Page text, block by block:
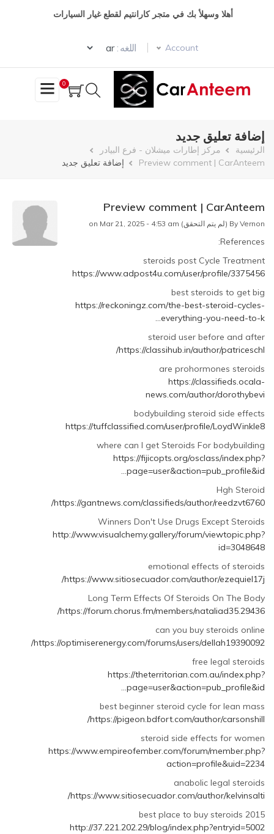
أهلا وسهلأ بك في متجر كارانتيم لقطع غيار السيارات
Account اللغه :
Select your language
0
إضافة تعليق جديد
مسار
الرئيسية
مركز إطارات ميشلان - فرع البيادر
Preview comment | CarAnteem
إضافة تعليق جديد
Preview comment | CarAnteem
By Vernon (لم يتم التحقق)
References:
steroids post Cycle Treatment
https://www.adpost4u.com/user/profile/3375456
best steroids to get big
https://reckoningz.com/the-best-steroid-cycles-
everything-you-need-to-k…
steroid user before and after
https://classihub.in/author/patriceschl/
are prohormones steroids
https://classifieds.ocala-
news.com/author/dorothybevi
bodybuilding steroid side effects
https://tuffclassified.com/user/profile/LoydWinkle8
where can I get Steroids For bodybuilding
https://fijicopts.org/osclass/index.php?
page=user&action=pub_profile&id…
Hgh Steroid
https://gantnews.com/classifieds/author/reedzvt6760/
Winners Don't Use Drugs Except Steroids
http://www.visualchemy.gallery/forum/viewtopic.php?
id=3048648
emotional effects of steroids
https://www.sitiosecuador.com/author/ezequiel17j/
Long Term Effects Of Steroids On The Body
https://forum.chorus.fm/members/nataliad35.29436/
can you buy steroids online
https://optimiserenergy.com/forums/users/dellah19390092/
free legal steroids
https://theterritorian.com.au/index.php?
page=user&action=pub_profile&id…
best beginner steroid cycle for lean mass
https://pigeon.bdfort.com/author/carsonshill/
steroid side effects for women
https://www.empireofember.com/forum/member.php?
action=profile&uid=2234
anabolic legal steroids
https://www.sitiosecuador.com/author/kelvinsalti/
best place to buy steroids 2015
http://37.221.202.29/blog/index.php?entryid=5002